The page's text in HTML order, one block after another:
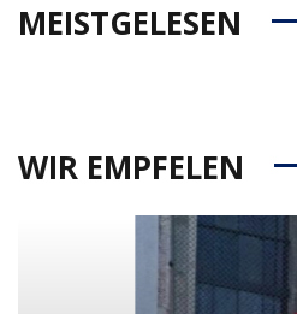
MEISTGELESEN
WIR EMPFELEN